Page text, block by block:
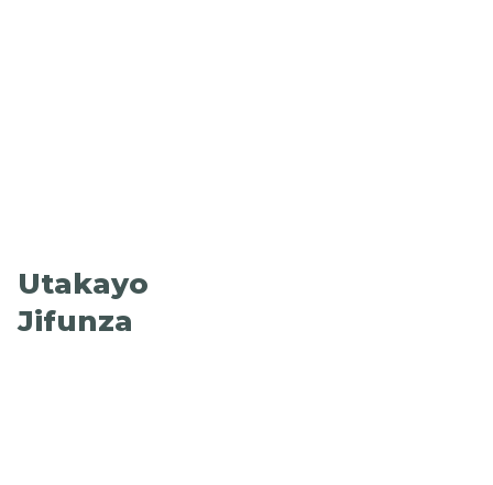
Utakayo
Jifunza